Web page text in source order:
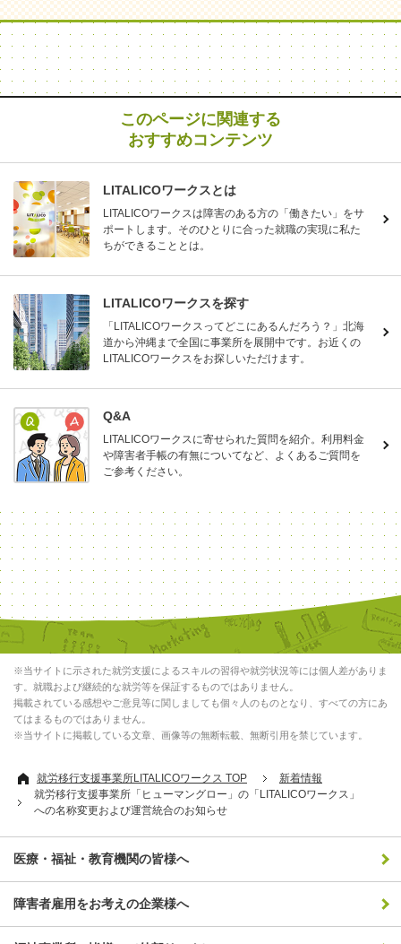
このページに関連する
おすすめコンテンツ
LITALICOワークスとは
LITALICOワークスは障害のある方の「働きたい」をサ
ポートします。そのひとりに合った就職の実現に私た
ちができることとは。
LITALICOワークスを探す
「LITALICOワークスってどこにあるんだろう？」北海
道から沖縄まで全国に事業所を展開中です。お近くの
LITALICOワークスをお探しいただけます。
Q&A
LITALICOワークスに寄せられた質問を紹介。利用料金
や障害者手帳の有無についてなど、よくあるご質問を
ご参考ください。
※当サイトに示された就労支援によるスキルの習得や就労状況等には個人差がありま
す。就職および継続的な就労等を保証するものではありません。
掲載されている感想やご意見等に関しましても個々人のものとなり、すべての方にあ
てはまるものではありません。
※当サイトに掲載している文章、画像等の無断転載、無断引用を禁じています。
就労移行支援事業所LITALICOワークス TOP
新着情報
就労移行支援事業所「ヒューマングロー」の「LITALICOワークス」
への名称変更および運営統合のお知らせ
医療・福祉・教育機関の皆様へ
障害者雇用をお考えの企業様へ